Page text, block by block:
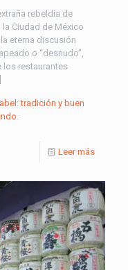
rebeldía de
Ciudad de México
eterna discusión
o “desnudo”,
los restaurantes
tradición y buen
Leer más